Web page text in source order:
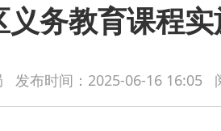
义务教育课程
发布时间： 2025-06-16 16:05
课程、地方课程和校本课程三类。以
政部门统一组织开发、设置。所有学